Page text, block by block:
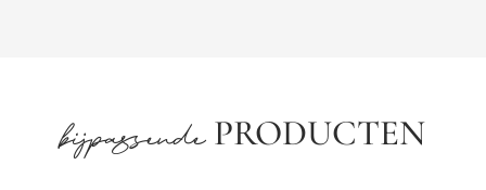
bijpassendePRODUCTEN